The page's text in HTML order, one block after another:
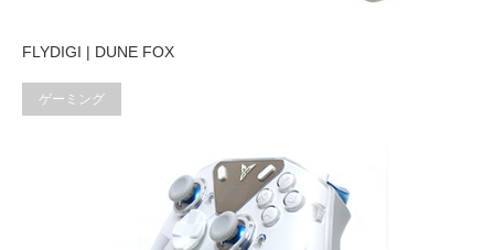
FLYDIGI | DUNE FOX
ゲーミング